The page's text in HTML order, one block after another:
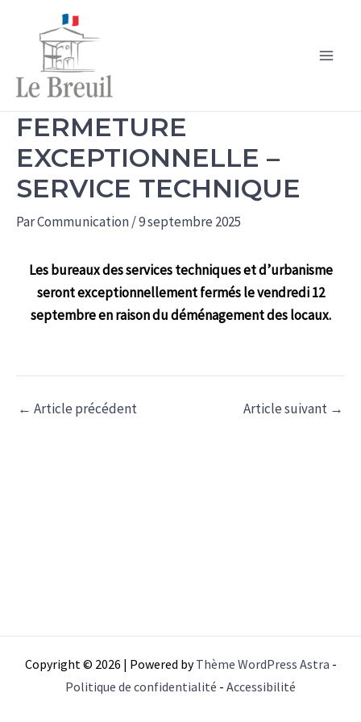
contenu
FERMETURE
EXCEPTIONNELLE –
SERVICE TECHNIQUE
ParCommunication/9 septembre 2025
Les bureaux des services techniques et d’urbanisme
seront exceptionnellement fermés le vendredi 12
septembre en raison du déménagement des locaux.
← Article précédent Article suivant →
Copyright © 2026 | Powered byThème WordPress Astra -
Politique de confidentialité - Accessibilité